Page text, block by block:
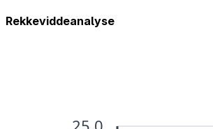
Rekkeviddeanalyse